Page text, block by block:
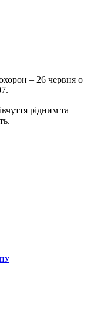
– 26 червня о
рідним та